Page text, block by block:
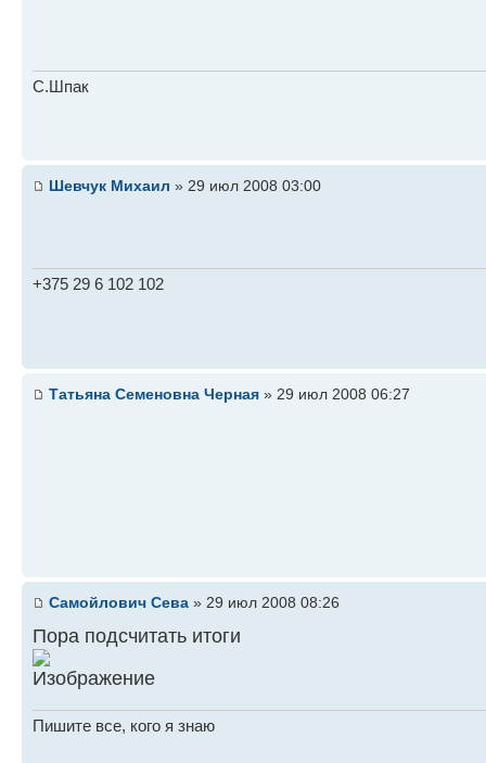
С.Шпак
Шевчук Михаил » 29 июл 2008 03:00
+375 29 6 102 102
Татьяна Семеновна Черная » 29 июл 2008 06:27
Самойлович Сева » 29 июл 2008 08:26
Пора подсчитать итоги
Пишите все, кого я знаю